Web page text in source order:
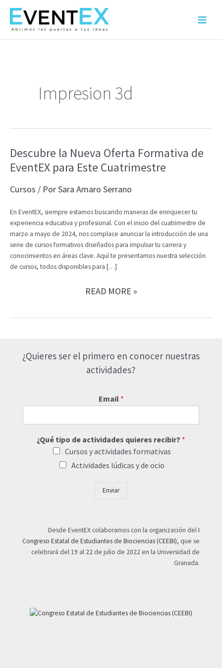
contenido
Main
Impresion 3d
Descubre la Nueva Oferta Formativa de
EventEX para Este Cuatrimestre
Cursos / PorSara Amaro Serrano
En EventEX, siempre estamos buscando maneras de enriquecer tu
experiencia educativa y profesional. Con el inicio del cuatrimestre de
marzo a mayo de 2024, nos complace anunciar la introducción de una
serie de cursos formativos diseñados para impulsar tu carrera y
conocimientos en áreas clave. Aquí te presentamos nuestra selección
de cursos, todos disponibles para […]
DESCUBRE
EVENTEX
PARA
READ MORE »
¿Quieres ser el primero en conocer nuestras
actividades?
Email *
¿Qué tipo de actividades quieres recibir? *
Cursos y actividades formativas
Actividades lúdicas y de ocio
Enviar
Desde EventEX colaboramos con la organización delI
Congreso Estatal de Estudiantes de Biociencias (CEEBI), que se
celebrará del 19 al 22 de julio de 2022 en la Universidad de
Granada.